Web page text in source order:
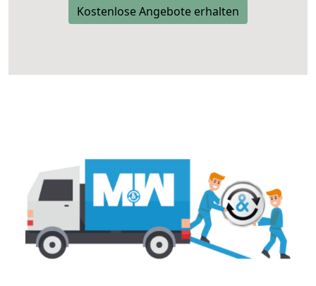
Kostenlose Angebote erhalten